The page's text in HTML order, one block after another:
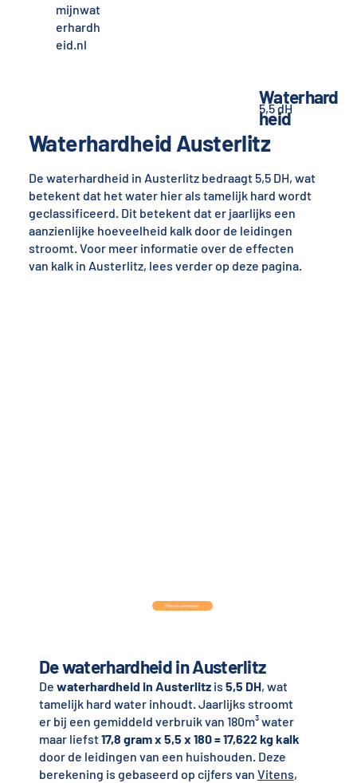
mijnwat
erhardh
eid.nl
Waterhardheid Austerlitz
De waterhardheid in Austerlitz bedraagt 5,5 DH, wat
betekent dat het water hier als tamelijk hard wordt
geclassificeerd. Dit betekent dat er jaarlijks een
aanzienlijke hoeveelheid kalk door de leidingen
stroomt. Voor meer informatie over de effecten
van kalk in Austerlitz, lees verder op deze pagina.
Waterhard
heid
5,5 dH
De waterhardheid in Austerlitz
De waterhardheid in Austerlitzis 5,5 DH, wat
tamelijk hard water inhoudt. Jaarlijks stroomt
er bij een gemiddeld verbruik van 180m³ water
maar liefst17,8 gram x 5,5 x 180 = 17,622 kg kalk
door de leidingen van een huishouden. Deze
berekening is gebaseerd op cijfers van Vitens,
Offerte aanvragen